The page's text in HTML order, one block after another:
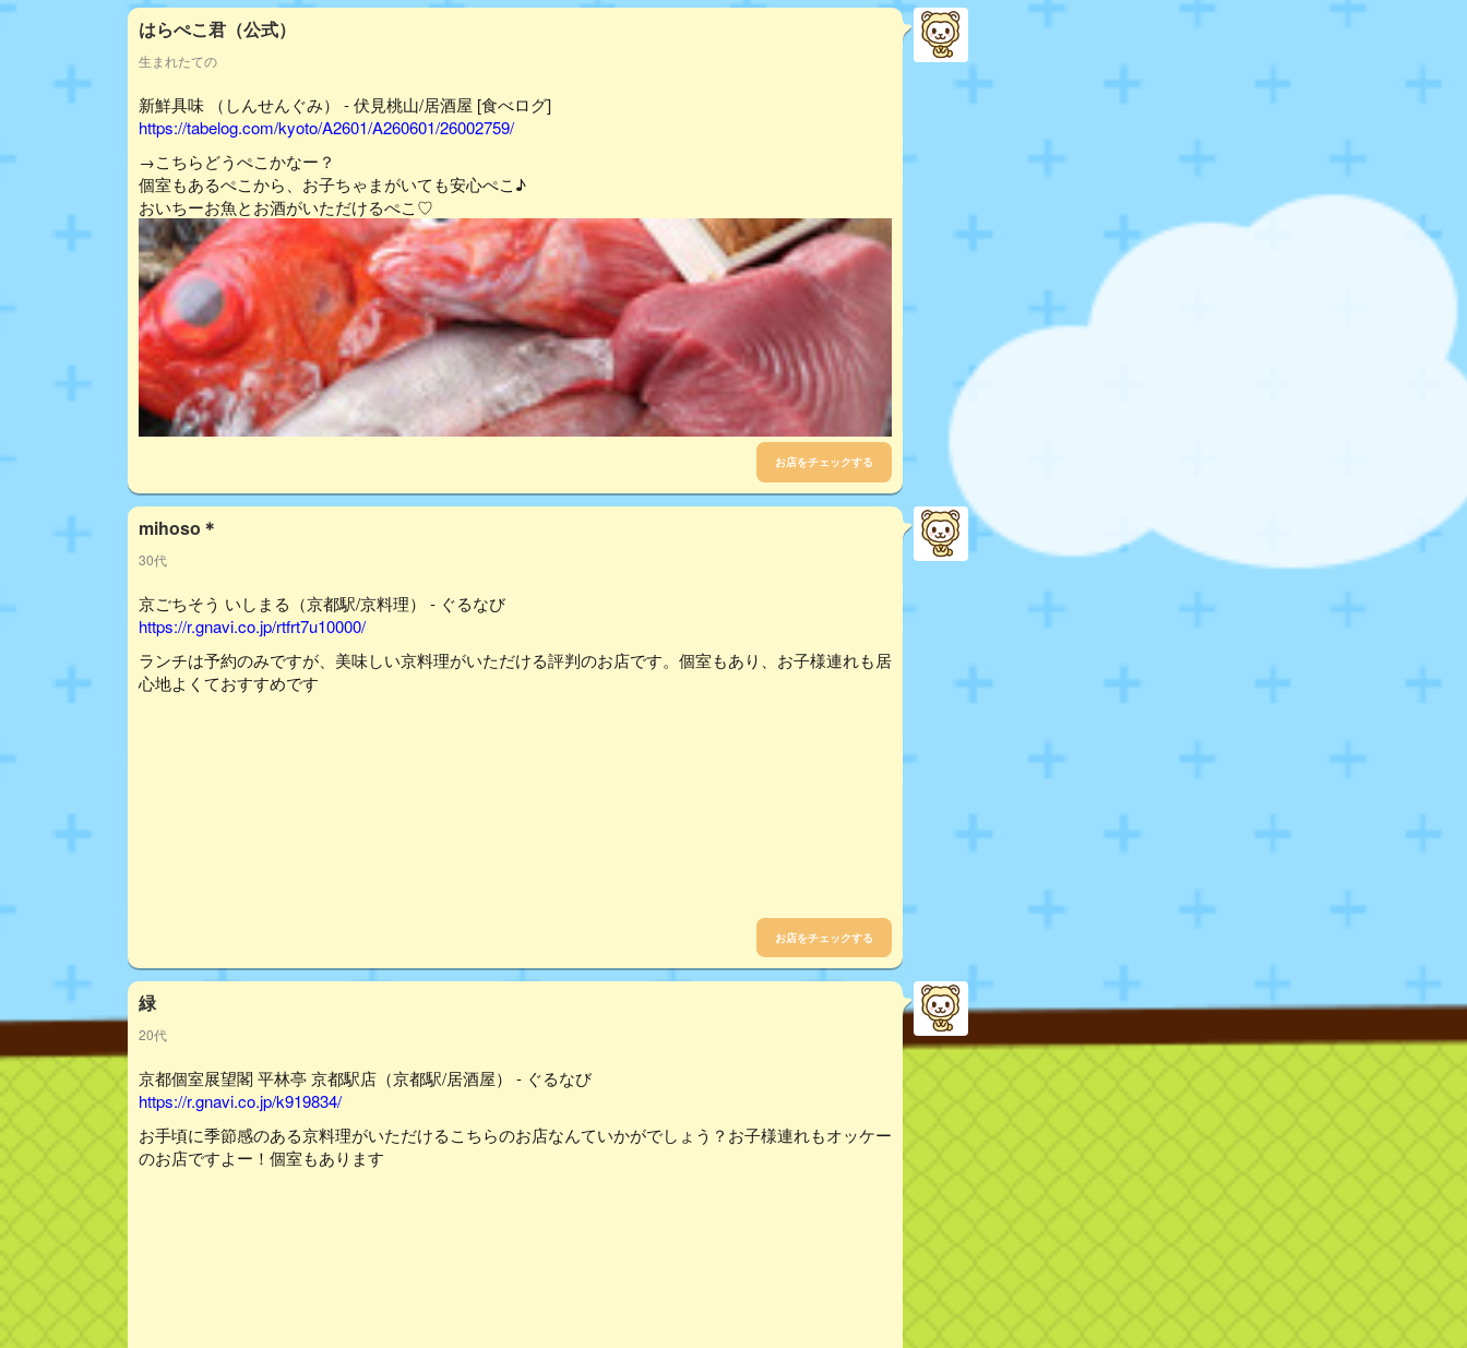
はらぺこ君（公式）
生まれたての
新鮮具味 （しんせんぐみ） - 伏見桃山/居酒屋 [食べログ]
https://tabelog.com/kyoto/A2601/A260601/26002759/
→こちらどうぺこかなー？
個室もあるぺこから、お子ちゃまがいても安心ぺこ♪
おいちーお魚とお酒がいただけるぺこ♡
お店をチェックする
mihoso＊
30代
京ごちそう いしまる（京都駅/京料理） - ぐるなび
https://r.gnavi.co.jp/rtfrt7u10000/
ランチは予約のみですが、美味しい京料理がいただける評判のお店です。個室もあり、お子様連れも居
心地よくておすすめです
お店をチェックする
緑
20代
京都個室展望閣 平林亭 京都駅店（京都駅/居酒屋） - ぐるなび
https://r.gnavi.co.jp/k919834/
お手頃に季節感のある京料理がいただけるこちらのお店なんていかがでしょう？お子様連れもオッケー
のお店ですよー！個室もあります